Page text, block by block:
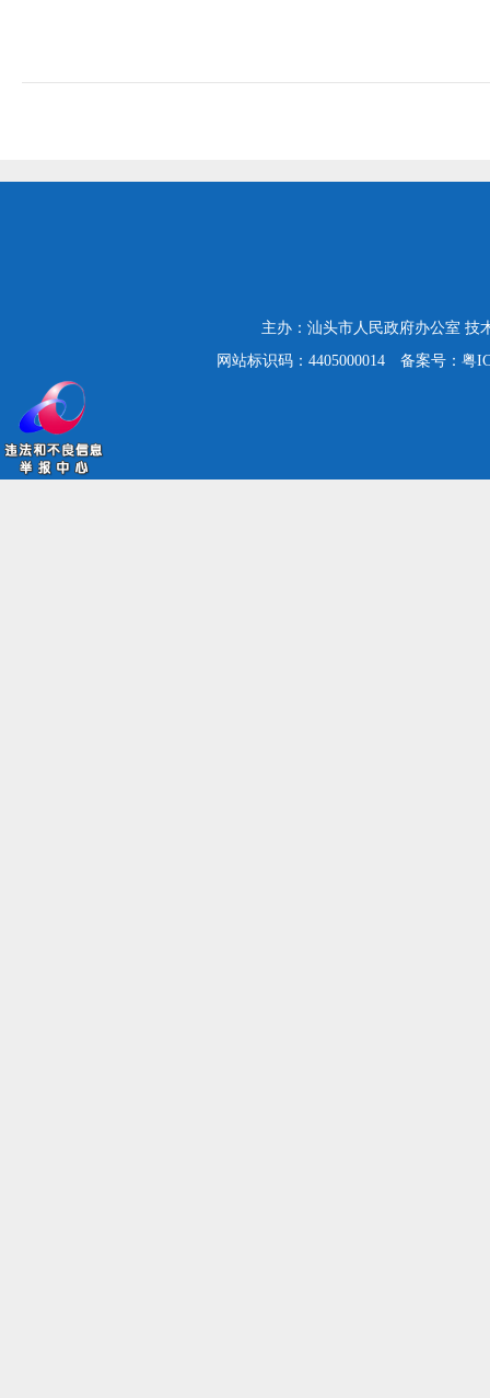
主办：汕头市人民政府办公室 技
网站标识码：4405000014
备案号：粤